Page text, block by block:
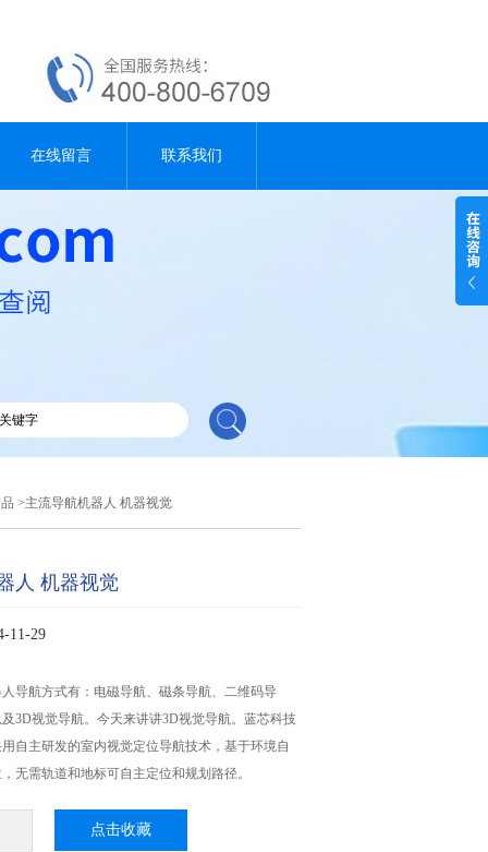
在线留言 联系我们
>主流导航机器人 机器视觉
人 机器视觉
11-29
导航方式有：电磁导航、磁条导航、二维码导
3D视觉导航。今天来讲讲3D视觉导航。蓝芯科技
自主研发的室内视觉定位导航技术，基于环境自
无需轨道和地标可自主定位和规划路径。
点击收藏